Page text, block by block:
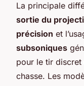
La principale
sortie du
précision et
subsoniques
pour le tir discret
chasse. Les